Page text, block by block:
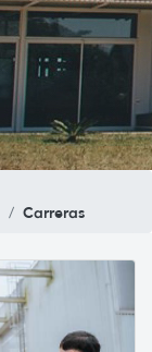
Carreras